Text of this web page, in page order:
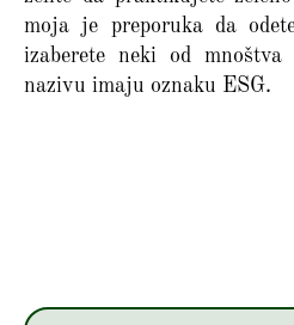
moja je preporuka da
izaberete neki od
nazivu imaju oznaku ESG.